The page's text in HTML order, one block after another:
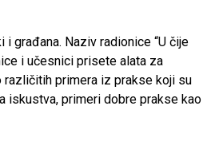
građana. Naziv radionice “U čije
i učesnici prisete alata za
različitih primera iz prakse koji su
iskustva, primeri dobre prakse kao